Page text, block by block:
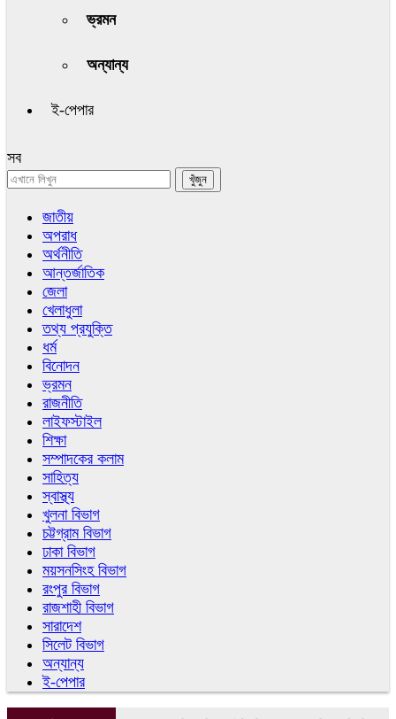
ভ্রমন
অন্যান্য
ই-পেপার
সব
জাতীয়
অপরাধ
অর্থনীতি
আন্তর্জাতিক
জেলা
খেলাধুলা
তথ্য প্রযুক্তি
ধর্ম
বিনোদন
ভ্রমন
রাজনীতি
লাইফস্টাইল
শিক্ষা
সম্পাদকের কলাম
সাহিত্য
স্বাস্থ্য
খুলনা বিভাগ
চট্টগ্রাম বিভাগ
ঢাকা বিভাগ
ময়সনসিংহ বিভাগ
রংপুর বিভাগ
রাজশাহী বিভাগ
সারাদেশ
সিলেট বিভাগ
অন্যান্য
ই-পেপার